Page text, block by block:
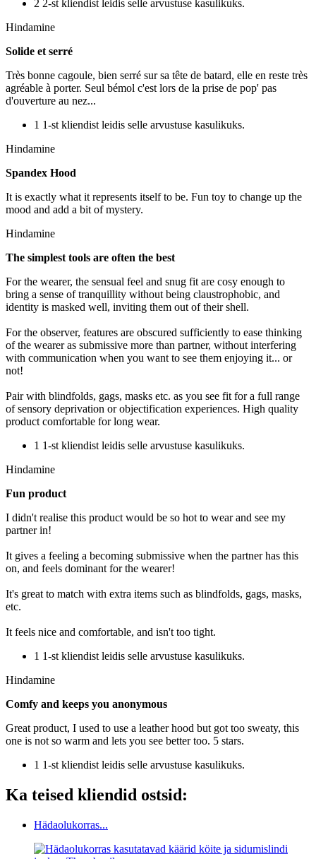
2 2-st kliendist leidis selle arvustuse kasulikuks.
Hindamine
Solide et serré
Très bonne cagoule, bien serré sur sa tête de batard, elle en reste très
agréable à porter. Seul bémol c'est lors de la prise de pop' pas
d'ouverture au nez...
1 1-st kliendist leidis selle arvustuse kasulikuks.
Hindamine
Spandex Hood
It is exactly what it represents itself to be. Fun toy to change up the
mood and add a bit of mystery.
Hindamine
The simplest tools are often the best
For the wearer, the sensual feel and snug fit are cosy enough to
bring a sense of tranquillity without being claustrophobic, and
identity is masked well, inviting them out of their shell.
For the observer, features are obscured sufficiently to ease thinking
of the wearer as submissive more than partner, without interfering
with communication when you want to see them enjoying it... or
not!
Pair with blindfolds, gags, masks etc. as you see fit for a full range
of sensory deprivation or objectification experiences. High quality
product comfortable for long wear.
1 1-st kliendist leidis selle arvustuse kasulikuks.
Hindamine
Fun product
I didn't realise this product would be so hot to wear and see my
partner in!
It gives a feeling a becoming submissive when the partner has this
on, and feels dominant for the wearer!
It's great to match with extra items such as blindfolds, gags, masks,
etc.
It feels nice and comfortable, and isn't too tight.
1 1-st kliendist leidis selle arvustuse kasulikuks.
Hindamine
Comfy and keeps you anonymous
Great product, I used to use a leather hood but got too sweaty, this
one is not so warm and lets you see better too. 5 stars.
1 1-st kliendist leidis selle arvustuse kasulikuks.
Ka teised kliendid ostsid:
Hädaolukorras...